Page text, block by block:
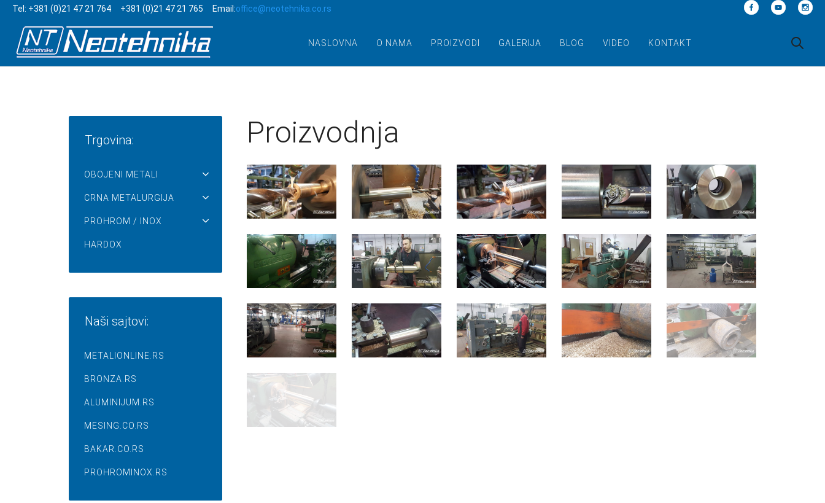
Tel: +381 (0)21 47 21 764 +381 (0)21 47 21 765 Email:office@neotehnika.co.rs
NASLOVNA O NAMA PROIZVODI GALERIJA BLOG VIDEO KONTAKT
Proizvodnja
Trgovina:
OBOJENI METALI
CRNA METALURGIJA
PROHROM / INOX
HARDOX
Naši sajtovi:
METALIONLINE.RS
BRONZA.RS
ALUMINIJUM.RS
MESING.CO.RS
BAKAR.CO.RS
PROHROMINOX.RS